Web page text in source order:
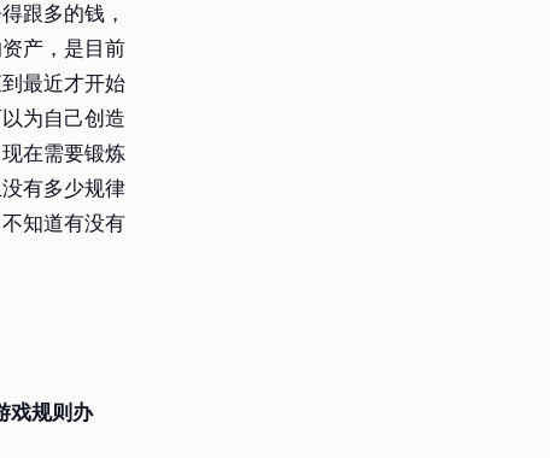
跟多的钱，
产，是目前
最近才开始
为自己创造
在需要锻炼
有多少规律
知道有没有
戏规则办